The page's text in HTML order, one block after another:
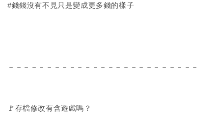
#錢錢沒有不見只是變成更多錢的樣子
－－－－－－－－－－－－－－－－－－－－－－－－－
🚩存檔修改有含遊戲嗎？